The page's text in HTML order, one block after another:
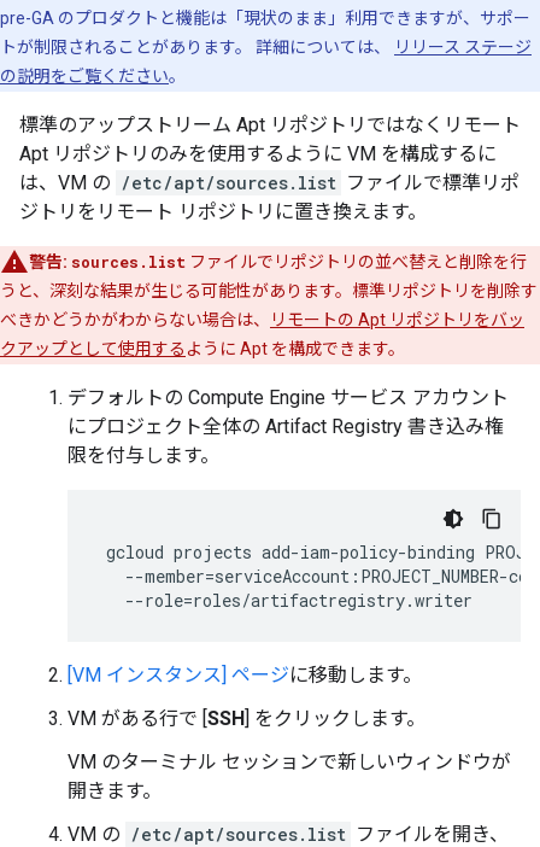
pre-GA のプロダクトと機能は「現状のまま」利用できますが、サポー
トが制限されることがあります。 詳細については、
リリース ステージ
の説明をご覧ください。
標準のアップストリーム Apt リポジトリではなくリモート
Apt リポジトリのみを使用するように VM を構成するに
は、VM の /etc/apt/sources.list ファイルで標準リポ
ジトリをリモート リポジトリに置き換えます。
警告: sources.list ファイルでリポジトリの並べ替えと削除を行
うと、深刻な結果が生じる可能性があります。標準リポジトリを削除す
べきかどうかがわからない場合は、
リモートの Apt リポジトリをバッ
クアップとして使用する ように Apt を構成できます。
デフォルトの Compute Engine サービス アカウント
にプロジェクト全体の Artifact Registry 書き込み権
限を付与します。
gcloud projects add-iam-policy-binding
--member=serviceAccount:PROJECT_NUMBER-
--role=
[VM インスタンス] ページに移動します。
VM がある行で [SSH] をクリックします。
VM のターミナル セッションで新しいウィンドウが
開きます。
VM の /etc/apt/sources.list ファイルを開き、